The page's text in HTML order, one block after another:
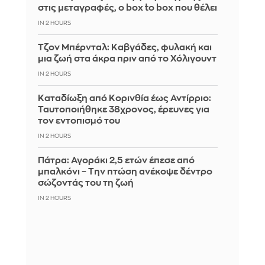
στις μεταγραφές, ο box to box που θέλει
IN 2 HOURS
Τζον Μπέρνταλ: Καβγάδες, φυλακή και
μια ζωή στα άκρα πριν από το Χόλιγουντ
IN 2 HOURS
Καταδίωξη από Κορινθία έως Αντίρριο:
Ταυτοποιήθηκε 38χρονος, έρευνες για
τον εντοπισμό του
IN 2 HOURS
Πάτρα: Αγοράκι 2,5 ετών έπεσε από
μπαλκόνι – Την πτώση ανέκοψε δέντρο
σώζοντάς του τη ζωή
IN 2 HOURS